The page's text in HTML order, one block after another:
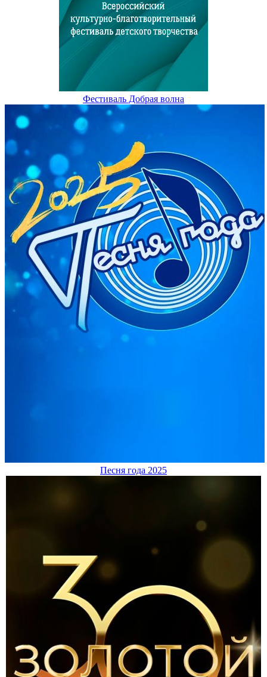
Фестиваль Добрая волна
Песня года 2025